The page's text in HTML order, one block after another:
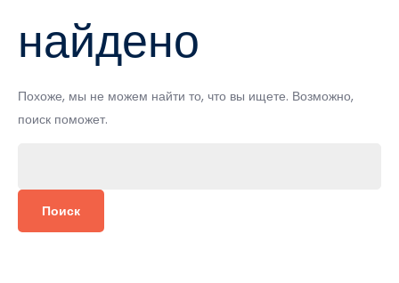
найдено
Похоже, мы не можем найти то, что вы ищете. Возможно,
поиск поможет.